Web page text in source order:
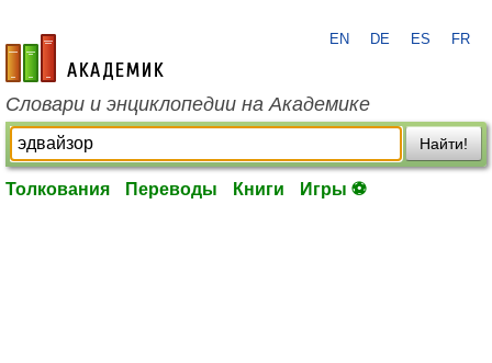
academic.ru
EN DE ES FR
Словари и энциклопедии на Академике
Найти!
Толкования Переводы Книги Игры ⚽